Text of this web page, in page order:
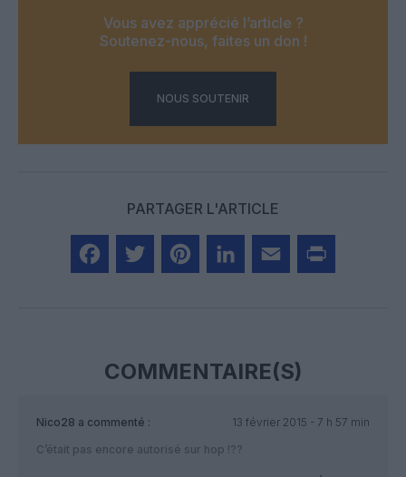
Vous avez apprécié l’article ?
Soutenez-nous, faites un don !
NOUS SOUTENIR
PARTAGER L'ARTICLE
COMMENTAIRE(S)
Nico28 a commenté :
13 février 2015 - 7 h 57 min
C’était pas encore autorisé sur hop !??